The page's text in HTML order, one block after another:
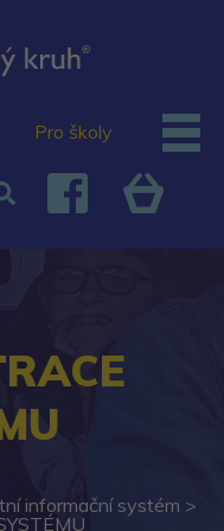
Pro školy
informační systém >